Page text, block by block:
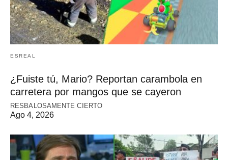
ESREAL
¿Fuiste tú, Mario? Reportan carambola en
carretera por mangos que se cayeron
RESBALOSAMENTE CIERTO
Ago 4, 2026